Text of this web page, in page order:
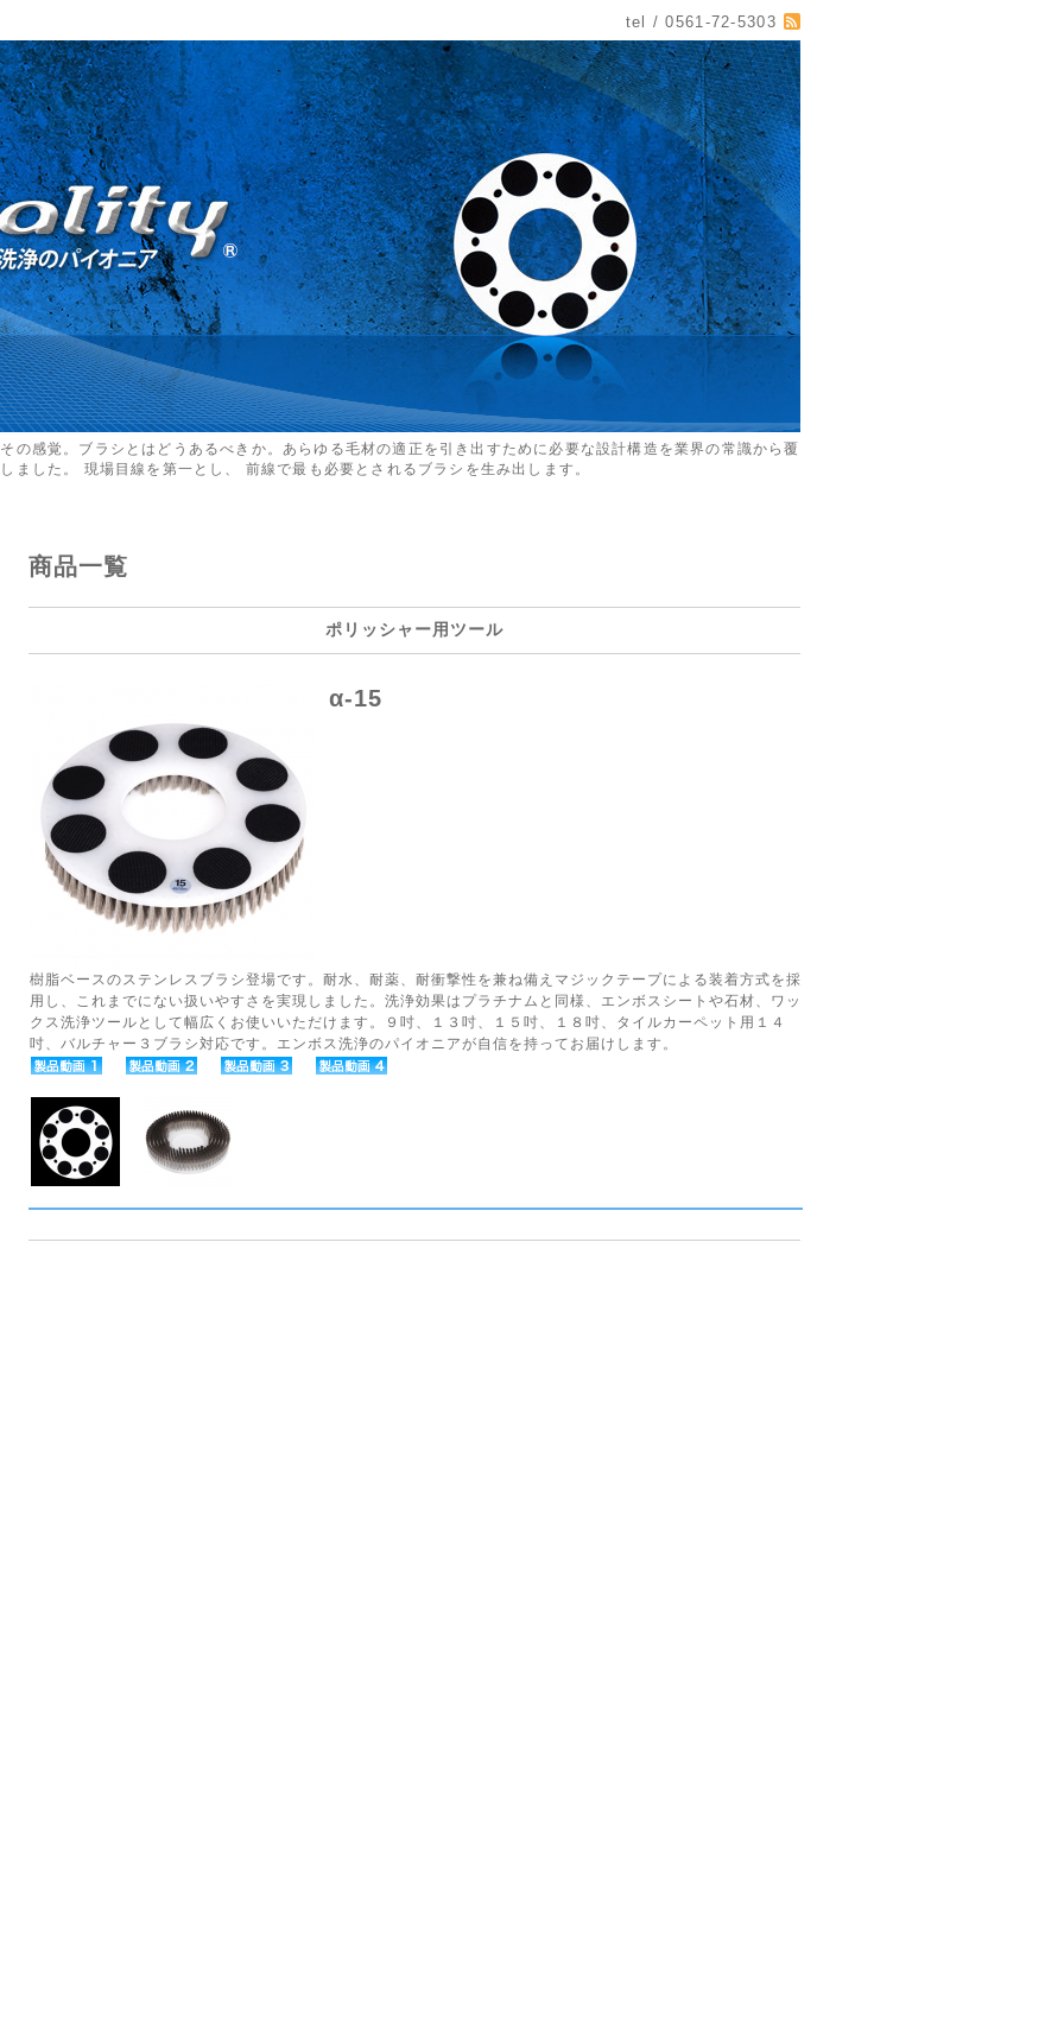
tel / 0561-72-5303
の感覚。ブラシとはどうあるべきか。あらゆる毛材の適正を引き出すために必要な設計構造を業界の常識から覆
ました。 現場目線を第一とし、 前線で最も必要とされるブラシを生み出します。
商品一覧
ポリッシャー用ツール
α-15
樹脂ベースのステンレスブラシ登場です。耐水、耐薬、耐衝撃性を兼ね備えマジックテープによる装着方式を採
用し、これまでにない扱いやすさを実現しました。洗浄効果はプラチナムと同様、エンボスシートや石材、ワッ
クス洗浄ツールとして幅広くお使いいただけます。９吋、１３吋、１５吋、１８吋、タイルカーペット用１４
吋、バルチャー３ブラシ対応です。エンボス洗浄のパイオニアが自信を持ってお届けします。